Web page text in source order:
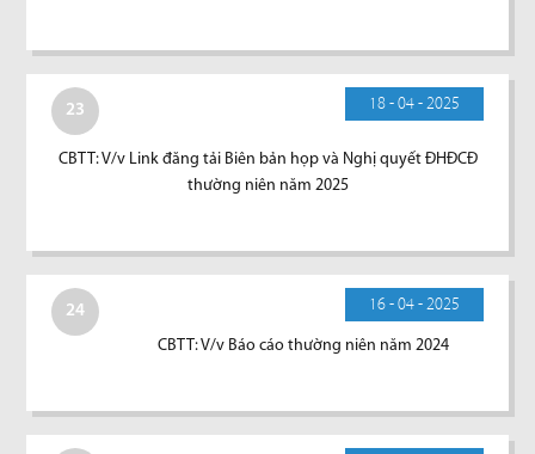
23 18 - 04 - 2025
CBTT: V/v Link đăng tải Biên bản họp và Nghị quyết ĐHĐCĐ
thường niên năm 2025
24 16 - 04 - 2025
CBTT: V/v Báo cáo thường niên năm 2024